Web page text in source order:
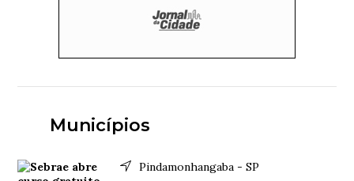
Municípios
Pindamonhangaba - SP